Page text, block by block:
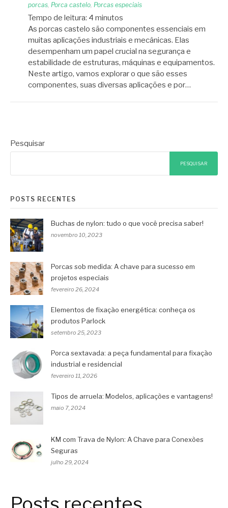
porcas Porca castelo Porcas especiais
Tempo de leitura: 4 minutos
As porcas castelo são componentes essenciais em
muitas aplicações industriais e mecânicas. Elas
desempenham um papel crucial na segurança e
estabilidade de estruturas, máquinas e equipamentos.
Neste artigo, vamos explorar o que são esses
componentes, suas diversas aplicações e por…
Pesquisar
PESQUISAR
POSTS RECENTES
Buchas de nylon: tudo o que você precisa saber!
novembro 10, 2023
Porcas sob medida: A chave para sucesso em
projetos especiais
fevereiro 26, 2024
Elementos de fixação energética: conheça os
produtos Parlock
setembro 25, 2023
Porca sextavada: a peça fundamental para fixação
industrial e residencial
fevereiro 11, 2026
Tipos de arruela: Modelos, aplicações e vantagens!
maio 7, 2024
KM com Trava de Nylon: A Chave para Conexões
Seguras
julho 29, 2024